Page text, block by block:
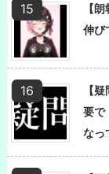
【
伸び
【
要で
なっ